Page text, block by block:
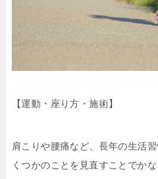
【運動・座り方・施術】
肩こりや腰痛など、長年の生活
くつかのことを見直すことでか